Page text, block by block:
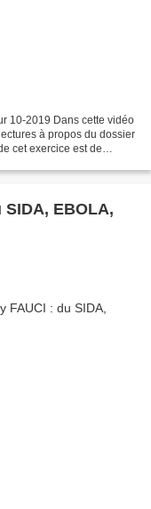
10-2019 Dans cette vidéo
à propos du dossier
cet exercice est de
EBOLA,